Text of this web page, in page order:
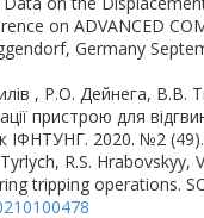
on ADVANCED
Germany
, Р.О. Дейнега, В.В.
пристрою для
ІФНТУНГ. 2020. №2
R.S.
tripping operations.